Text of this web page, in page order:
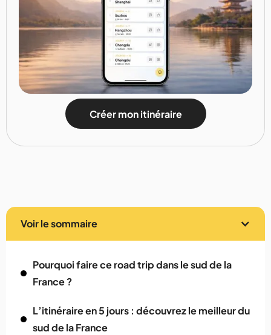
Créer mon itinéraire
Voir le sommaire
Pourquoi faire ce road trip dans le sud de la
France ?
L’itinéraire en 5 jours : découvrez le meilleur du
sud de la France